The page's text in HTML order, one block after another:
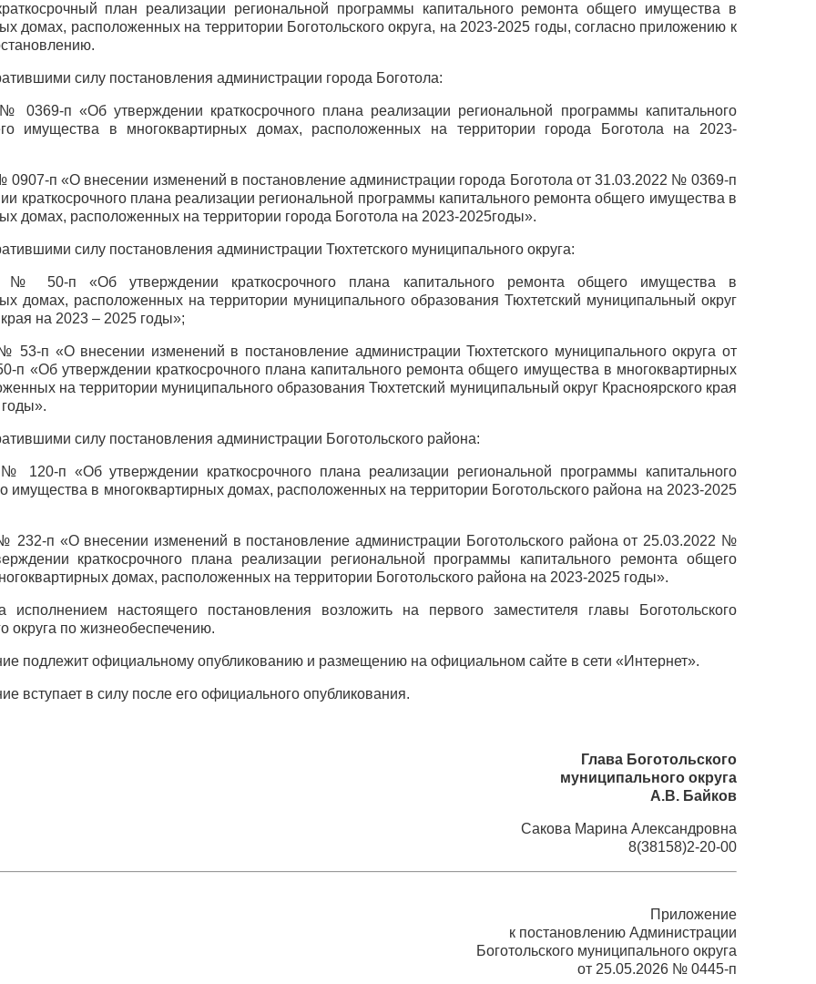
план реализации региональной программы капитального ремонта общего имущества в
домах, расположенных на территории Боготольского округа, на 2023-2025 годы, согласно приложению к
силу постановления администрации города Боготола:
0369-п «Об утверждении краткосрочного плана реализации региональной программы капитального
имущества в многоквартирных домах, расположенных на территории города Боготола на 2023-
0907-п «О внесении изменений в постановление администрации города Боготола от 31.03.2022 № 0369-п
краткосрочного плана реализации региональной программы капитального ремонта общего имущества в
домах, расположенных на территории города Боготола на 2023-2025годы».
силу постановления администрации Тюхтетского муниципального округа:
№ 50-п «Об утверждении краткосрочного плана капитального ремонта общего имущества в
домах, расположенных на территории муниципального образования Тюхтетский муниципальный округ
на 2023 – 2025 годы»;
53-п «О внесении изменений в постановление администрации Тюхтетского муниципального округа от
п «Об утверждении краткосрочного плана капитального ремонта общего имущества в многоквартирных
на территории муниципального образования Тюхтетский муниципальный округ Красноярского края
силу постановления администрации Боготольского района:
120-п «Об утверждении краткосрочного плана реализации региональной программы капитального
имущества в многоквартирных домах, расположенных на территории Боготольского района на 2023-2025
232-п «О внесении изменений в постановление администрации Боготольского района от 25.03.2022 №
краткосрочного плана реализации региональной программы капитального ремонта общего
домах, расположенных на территории Боготольского района на 2023-2025 годы».
исполнением настоящего постановления возложить на первого заместителя главы Боготольского
округа по жизнеобеспечению.
подлежит официальному опубликованию и размещению на официальном сайте в сети «Интернет».
вступает в силу после его официального опубликования.
Глава Боготольского
муниципального округа
А.В. Байков
Сакова Марина Александровна
8(38158)2-20-00
Приложение
к постановлению Администрации
Боготольского муниципального округа
от 25.05.2026 № 0445-п